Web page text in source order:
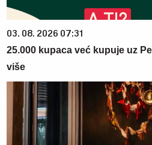
03. 08. 2026 07:31
25.000 kupaca već kupuje uz
više